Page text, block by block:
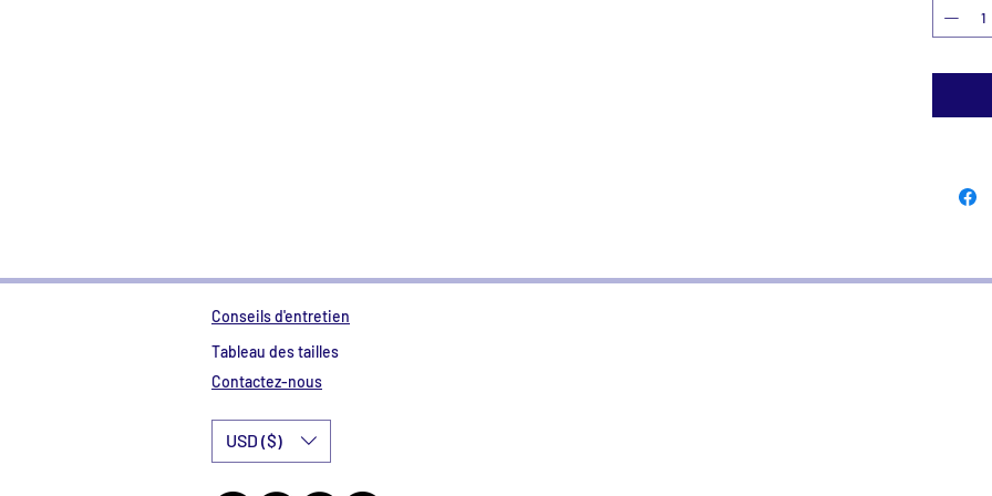
Conseils d'entretien
Tableau des tailles
Contactez-nous
USD ($)